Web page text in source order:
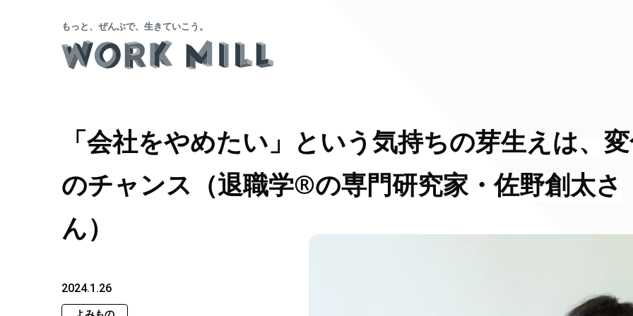
もっと、ぜんぶで、生きていこう。
「会社をやめたい」という気持ちの芽生えは、
のチャンス（退職学®️の専門研究家・佐野創太さ
ん）
2024.1.26
よみもの